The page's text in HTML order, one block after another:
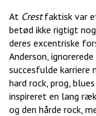
At Crestfaktisk var
betød ikke rigtigt
deres excentriske
Anderson,
succesfulde karriere
hard rock, prog,
inspireret en lang
og den hårde rock,